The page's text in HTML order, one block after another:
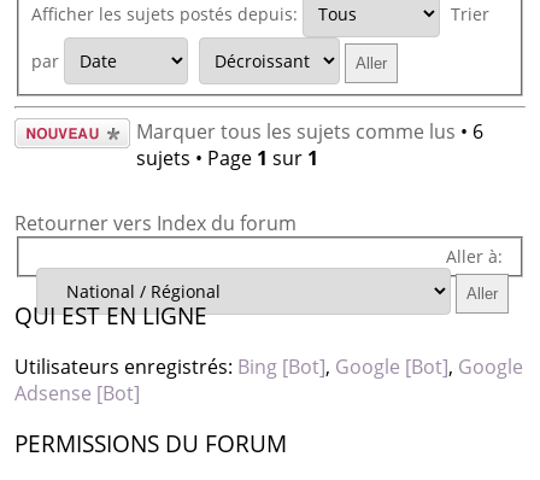
Afficher les sujets postés depuis: Trier
par
Écrire un
Marquer tous les sujets comme lus • 6
sujets • Page 1 sur 1
Retourner vers Index du forum
Aller à:
QUI EST EN LIGNE
Utilisateurs enregistrés: Bing [Bot], Google [Bot], Google
Adsense [Bot]
PERMISSIONS DU FORUM